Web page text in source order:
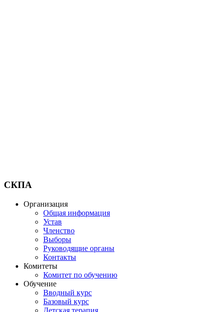
СКПА
Организация
Общая информация
Устав
Членство
Выборы
Руководящие органы
Контакты
Комитеты
Комитет по обучению
Обучение
Вводный курс
Базовый курс
Детская терапия